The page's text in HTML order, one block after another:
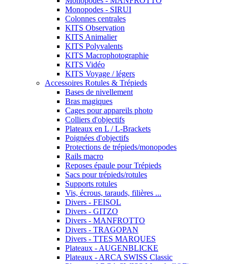
Monopodes - SIRUI
Colonnes centrales
KITS Observation
KITS Animalier
KITS Polyvalents
KITS Macrophotographie
KITS Vidéo
KITS Voyage / légers
Accessoires Rotules & Trépieds
Bases de nivellement
Bras magiques
Cages pour appareils photo
Colliers d'objectifs
Plateaux en L / L-Brackets
Poignées d'objectifs
Protections de trépieds/monopodes
Rails macro
Reposes épaule pour Trépieds
Sacs pour trépieds/rotules
Supports rotules
Vis, écrous, tarauds, filières ...
Divers - FEISOL
Divers - GITZO
Divers - MANFROTTO
Divers - TRAGOPAN
Divers - TTES MARQUES
Plateaux - AUGENBLICKE
Plateaux - ARCA SWISS Classic